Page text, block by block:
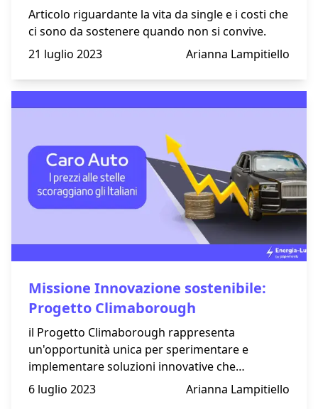
Articolo riguardante la vita da single e i costi che
ci sono da sostenere quando non si convive.
21 luglio 2023
Arianna Lampitiello
Missione Innovazione sostenibile:
Progetto Climaborough
il Progetto Climaborough rappresenta
un'opportunità unica per sperimentare e
implementare soluzioni innovative che
contribuiranno a un'evoluzione positiva delle
città verso un futuro sostenibile.
6 luglio 2023 Arianna Lampitiello